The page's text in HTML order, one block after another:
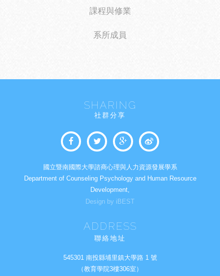
課程與修業
系所成員
SHARING
社群分享
國立暨南國際大學諮商心理與人力資源發展學系
Department of Counseling Psychology and Human Resource
Development,
Design by iBEST
ADDRESS
聯絡地址
545301 南投縣埔里鎮大學路 1 號
（教育學院3樓306室）